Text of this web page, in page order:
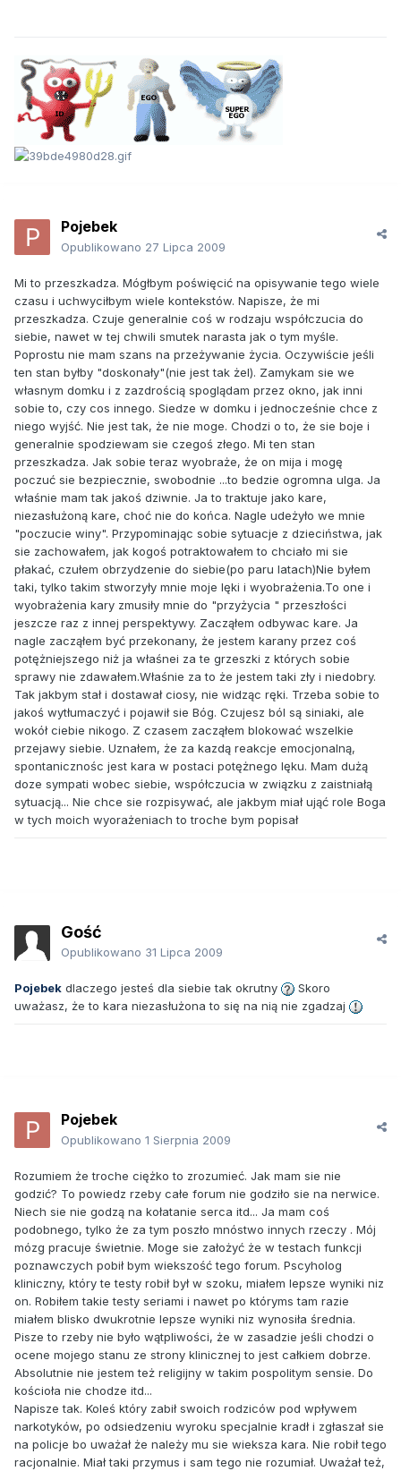
Pojebek
Opublikowano 27 Lipca 2009
Mi to przeszkadza. Mógłbym poświęcić na opisywanie tego wiele
czasu i uchwyciłbym wiele kontekstów. Napisze, że mi
przeszkadza. Czuje generalnie coś w rodzaju współczucia do
siebie, nawet w tej chwili smutek narasta jak o tym myśle.
Poprostu nie mam szans na przeżywanie życia. Oczywiście jeśli
ten stan byłby "doskonały"(nie jest tak żel). Zamykam sie we
własnym domku i z zazdrością spoglądam przez okno, jak inni
sobie to, czy cos innego. Siedze w domku i jednocześnie chce z
niego wyjść. Nie jest tak, że nie moge. Chodzi o to, że sie boje i
generalnie spodziewam sie czegoś złego. Mi ten stan
przeszkadza. Jak sobie teraz wyobraże, że on mija i mogę
poczuć sie bezpiecznie, swobodnie ...to bedzie ogromna ulga. Ja
właśnie mam tak jakoś dziwnie. Ja to traktuje jako kare,
niezasłużoną kare, choć nie do końca. Nagle udeżyło we mnie
"poczucie winy". Przypominając sobie sytuacje z dzieciństwa, jak
sie zachowałem, jak kogoś potraktowałem to chciało mi sie
płakać, czułem obrzydzenie do siebie(po paru latach)Nie byłem
taki, tylko takim stworzyły mnie moje lęki i wyobrażenia.To one i
wyobrażenia kary zmusiły mnie do "przyżycia " przeszłości
jeszcze raz z innej perspektywy. Zacząłem odbywac kare. Ja
nagle zacząłem być przekonany, że jestem karany przez coś
potężniejszego niż ja właśnei za te grzeszki z których sobie
sprawy nie zdawałem.Właśnie za to że jestem taki zły i niedobry.
Tak jakbym stał i dostawał ciosy, nie widząc ręki. Trzeba sobie to
jakoś wytłumaczyć i pojawił sie Bóg. Czujesz ból są siniaki, ale
wokół ciebie nikogo. Z czasem zacząłem blokować wszelkie
przejawy siebie. Uznałem, że za kazdą reakcje emocjonalną,
spontanicznośc jest kara w postaci potężnego lęku. Mam dużą
doze sympati wobec siebie, współczucia w związku z zaistniałą
sytuacją... Nie chce sie rozpisywać, ale jakbym miał ująć role Boga
w tych moich wyorażeniach to troche bym popisał
Gość
Opublikowano 31 Lipca 2009
Pojebek dlaczego jesteś dla siebie tak okrutny
Skoro
uważasz, że to kara niezasłużona to się na nią nie zgadzaj
Pojebek
Opublikowano 1 Sierpnia 2009
Rozumiem że troche ciężko to zrozumieć. Jak mam sie nie
godzić? To powiedz rzeby całe forum nie godziło sie na nerwice.
Niech sie nie godzą na kołatanie serca itd... Ja mam coś
podobnego, tylko że za tym poszło mnóstwo innych rzeczy . Mój
mózg pracuje świetnie. Moge sie założyć że w testach funkcji
poznawczych pobił bym wiekszość tego forum. Pscyholog
kliniczny, który te testy robił był w szoku, miałem lepsze wyniki niz
on. Robiłem takie testy seriami i nawet po któryms tam razie
miałem blisko dwukrotnie lepsze wyniki niz wynosiła średnia.
Pisze to rzeby nie było wątpliwości, że w zasadzie jeśli chodzi o
ocene mojego stanu ze strony klinicznej to jest całkiem dobrze.
Absolutnie nie jestem też religijny w takim pospolitym sensie. Do
kościoła nie chodze itd...
Napisze tak. Koleś który zabił swoich rodziców pod wpływem
narkotyków, po odsiedzeniu wyroku specjalnie kradł i zgłaszał sie
na policje bo uważał że należy mu sie wieksza kara. Nie robił tego
racjonalnie. Miał taki przymus i sam tego nie rozumiał. Uważał też,